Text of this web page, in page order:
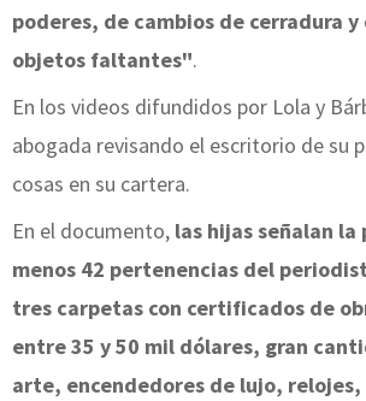
poderes, de cambios de cerradura
objetos faltantes".
En los videos difundidos por Lola y
abogada revisando el escritorio de su
cosas en su cartera.
En el documento, las hijas señalan
menos 42 pertenencias del
tres carpetas con certificados de
entre 35 y 50 mil dólares, gran
arte, encendedores de lujo, relojes,